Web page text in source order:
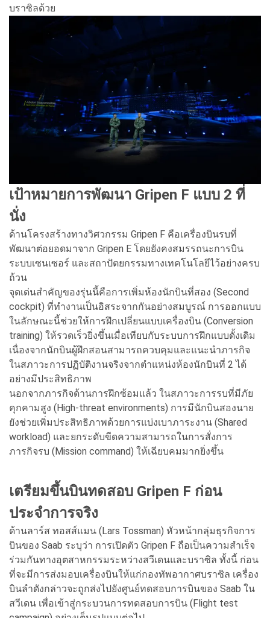
บราซิลด้วย
เป้าหมายการพัฒนา Gripen F แบบ 2 ที่
นั่ง
ด้านโครงสร้างทางวิศวกรรม Gripen F คือเครื่องบินรบที่
พัฒนาต่อยอดมาจาก Gripen E โดยยังคงสมรรถนะการบิน
ระบบเซนเซอร์ และสถาปัตยกรรมทางเทคโนโลยีไว้อย่างครบ
ถ้วน
จุดเด่นสำคัญของรุ่นนี้คือการเพิ่มห้องนักบินที่สอง (Second
cockpit) ที่ทำงานเป็นอิสระจากกันอย่างสมบูรณ์ การออกแบบ
ในลักษณะนี้ช่วยให้การฝึกเปลี่ยนแบบเครื่องบิน (Conversion
training) ให้รวดเร็วยิ่งขึ้นเมื่อเทียบกับระบบการฝึกแบบดั้งเดิม
เนื่องจากนักบินผู้ฝึกสอนสามารถควบคุมและแนะนำภารกิจ
ในสภาวะการปฏิบัติงานจริงจากตำแหน่งห้องนักบินที่ 2 ได้
อย่างมีประสิทธิภาพ
นอกจากภารกิจด้านการฝึกซ้อมแล้ว ในสภาวะการรบที่มีภัย
คุกคามสูง (High-threat environments) การมีนักบินสองนาย
ยังช่วยเพิ่มประสิทธิภาพด้วยการแบ่งเบาภาระงาน (Shared
workload) และยกระดับขีดความสามารถในการสั่งการ
ภารกิจรบ (Mission command) ให้เฉียบคมมากยิ่งขึ้น
เตรียมขึ้นบินทดสอบ Gripen F ก่อน
ประจำการจริง
ด้านลาร์ส ทอสส์แมน (Lars Tossman) หัวหน้ากลุ่มธุรกิจการ
บินของ Saab ระบุว่า การเปิดตัว Gripen F ถือเป็นความสำเร็จ
ร่วมกันทางอุตสาหกรรมระหว่างสวีเดนและบราซิล ทั้งนี้ ก่อน
ที่จะมีการส่งมอบเครื่องบินให้แก่กองทัพอากาศบราซิล เครื่อง
บินลำดังกล่าวจะถูกส่งไปยังศูนย์ทดสอบการบินของ Saab ใน
สวีเดน เพื่อเข้าสู่กระบวนการทดสอบการบิน (Flight test